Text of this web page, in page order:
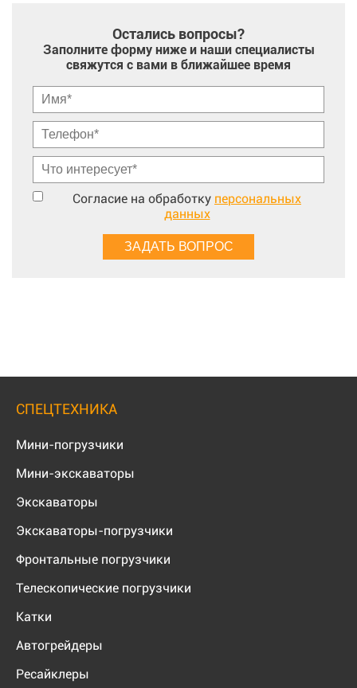
Остались вопросы?
Заполните форму ниже и наши специалисты
свяжутся с вами в ближайшее время
Согласие на обработку персональных
данных
СПЕЦТЕХНИКА
Мини-погрузчики
Мини-экскаваторы
Экскаваторы
Экскаваторы-погрузчики
Фронтальные погрузчики
Телескопические погрузчики
Катки
Автогрейдеры
Ресайклеры